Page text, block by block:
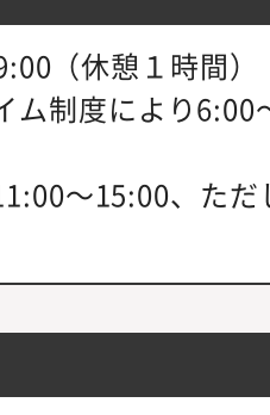
（休憩１時間）
ム制度により
～15:00、た